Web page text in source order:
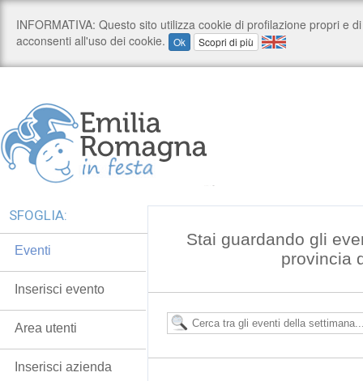
Stai guardando gli
provincia
SFOGLIA:
Eventi
Inserisci evento
Area utenti
Inserisci azienda